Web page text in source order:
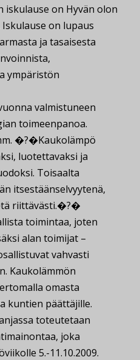
iskulause on Hyvän olon
on lupaus
ja tasaisesta
ympäristön
valmistuneen
toimeenpanoa.
�?�Kaukolämpö
luotettavaksi ja
Toisaalta
itsestäänselvyytenä,
riittävästi.�?�
toimintaa, joten
alan toimijat –
vahvasti
Kaukolämmön
omasta
kuntien päättäjille.
toteutetaan
joka
5.-11.10.2009.